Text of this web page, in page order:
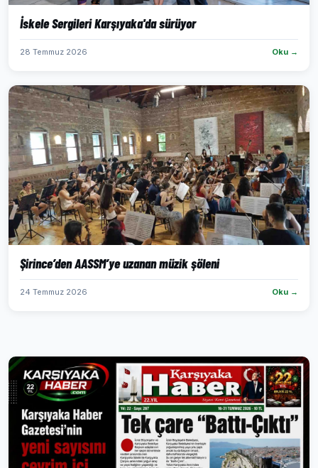
İskele Sergileri Karşıyaka'da sürüyor
28 Temmuz 2026 Oku →
Şirince’den AASSM’ye uzanan müzik şöleni
24 Temmuz 2026 Oku →